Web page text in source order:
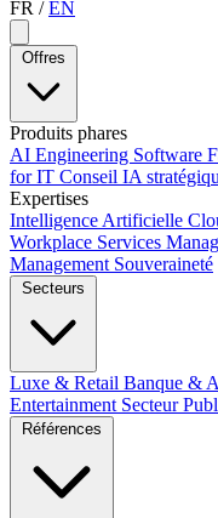
FR / EN
Offres
Produits phares
AI Engineering Software
for IT Conseil IA
Expertises
Intelligence Artificielle
Workplace Services
Management Souveraineté
Secteurs
Luxe & Retail Banque &
Entertainment Secteur
Références